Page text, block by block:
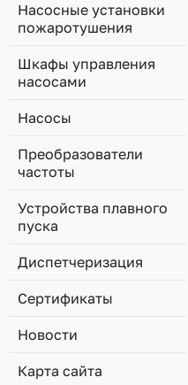
Насосные установки
пожаротушения
Шкафы управления
насосами
Насосы
Преобразователи
частоты
Устройства плавного
пуска
Диспетчеризация
Сертификаты
Новости
Карта сайта